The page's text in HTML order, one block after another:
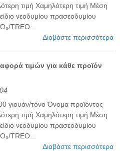
τιμή Χαμηλότερη τιμή Μέση
νεοδυμίου πρασεοδυμίου
TREO...
Διαβάστε περισσότερα
τιμών για κάθε προϊόν
γιουάν/τόνο Όνομα προϊόντος
τιμή Χαμηλότερη τιμή Μέση
νεοδυμίου πρασεοδυμίου
TREO...
Διαβάστε περισσότερα